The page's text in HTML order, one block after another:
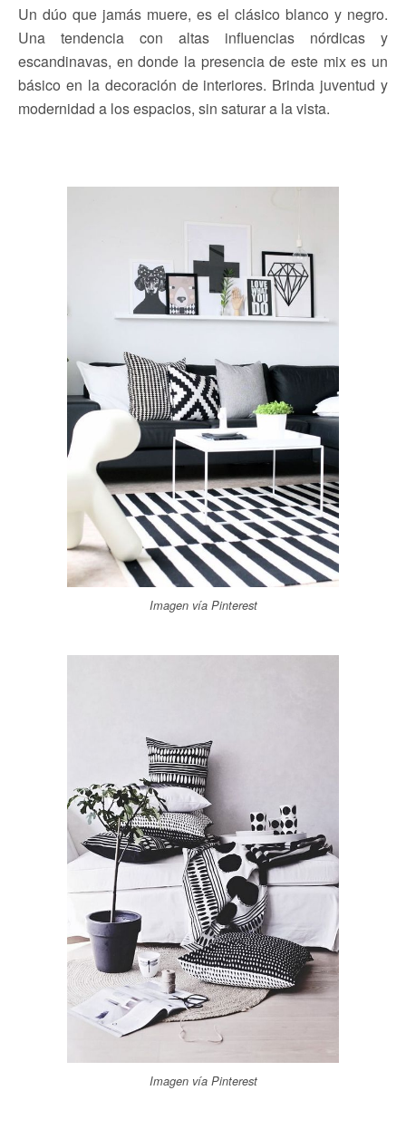
Un dúo que jamás muere, es el clásico blanco y negro.
Una tendencia con altas influencias nórdicas y
escandinavas, en donde la presencia de este mix es un
básico en la decoración de interiores. Brinda juventud y
modernidad a los espacios, sin saturar a la vista.
Imagen vía Pinterest
Imagen vía Pinterest